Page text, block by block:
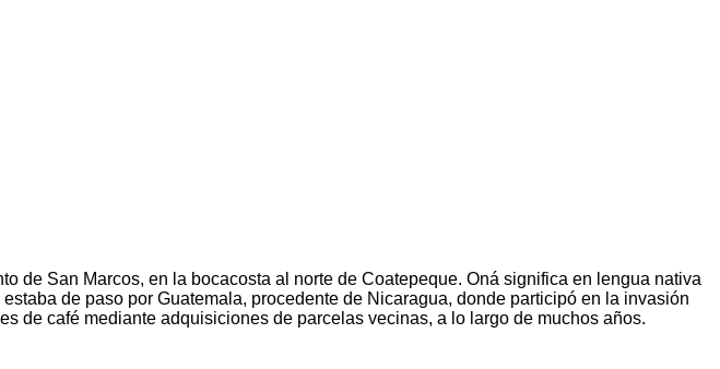
de San Marcos, en la bocacosta al norte de Coatepeque. Oná significa en lengua nativa
de paso por Guatemala, procedente de Nicaragua, donde participó en la invasión
de café mediante adquisiciones de parcelas vecinas, a lo largo de muchos años.